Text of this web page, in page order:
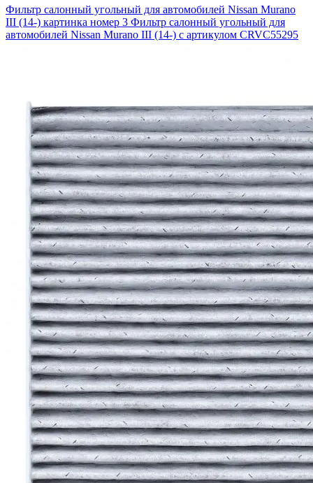
Фильтр салонный угольный для автомобилей Nissan Murano
III (14-) картинка номер 3 Фильтр салонный угольный для
автомобилей Nissan Murano III (14-) с артикулом CRVC55295